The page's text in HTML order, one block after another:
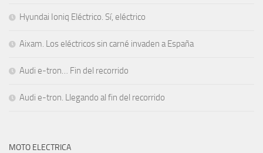
Hyundai Ioniq Eléctrico. Sí, eléctrico
Aixam. Los eléctricos sin carné invaden a España
Audi e-tron… Fin del recorrido
Audi e-tron. Llegando al fin del recorrido
MOTO ELECTRICA